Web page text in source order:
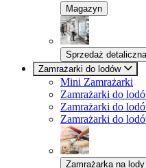
Magazyn
Sprzedaż detaliczna
Zamrażarki do lodów
Mini Zamrażarki
Zamrażarki do
Zamrażarki do
Zamrażarki do
Zamrażarka na lody